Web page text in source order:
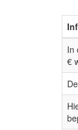
In
€